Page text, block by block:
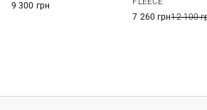
9 300 грн
7 260 грн12 100